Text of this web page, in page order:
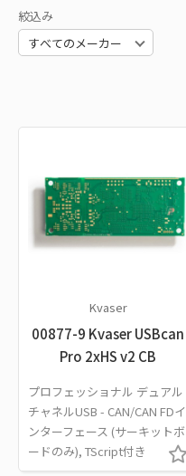
絞込み
Kvaser
00877-9 Kvaser USBcan
Pro 2xHS v2 CB
プロフェッショナル デュアル
チャネルUSB - CAN/CAN FDイ
ンターフェース (サーキットボ
ードのみ), TScript付き